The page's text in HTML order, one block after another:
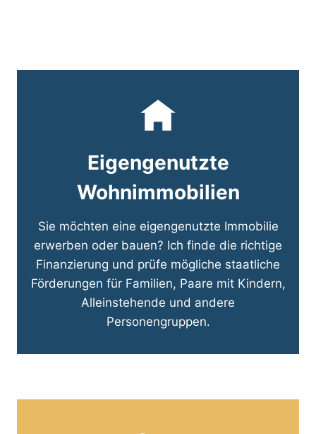
Eigengenutzte
Wohnimmobilien
Sie möchten eine eigengenutzte Immobilie
erwerben oder bauen? Ich finde die richtige
Finanzierung und prüfe mögliche staatliche
Förderungen für Familien, Paare mit Kindern,
Alleinstehende und andere
Personengruppen.